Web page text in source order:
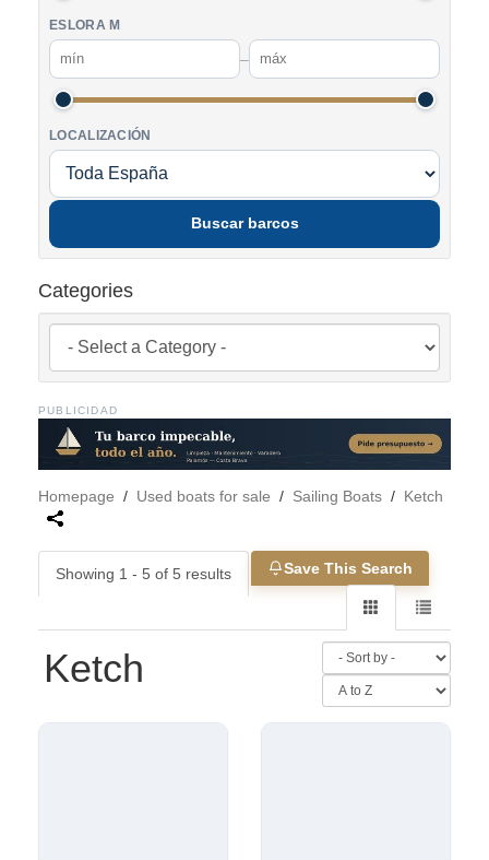
ESLORA M
–
LOCALIZACIÓN
Buscar barcos
Categories
PUBLICIDAD
Homepage / Used boats for sale / Sailing Boats / Ketch
Showing 1 - 5 of 5 results Save This Search
Ketch